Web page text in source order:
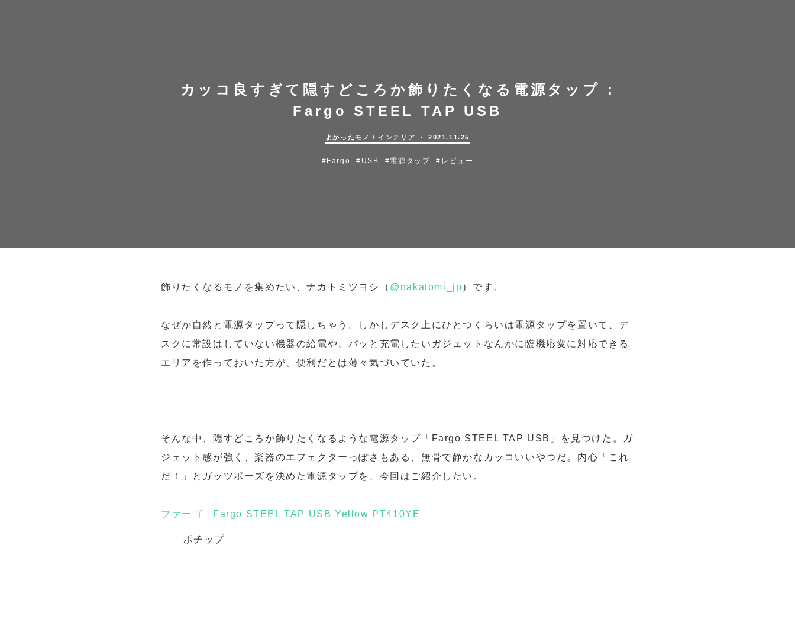
カッコ良すぎて隠すどころか飾りたくなる電源タップ :
Fargo STEEL TAP USB
よかったモノ / インテリア ・ 2021.11.25
#Fargo #USB #電源タップ #レビュー
飾りたくなるモノを集めたい、ナカトミツヨシ（ @nakatomi_jp）です。
なぜか自然と電源タップって隠しちゃう。しかしデスク上にひとつくらいは電源タップを置いて、デ
スクに常設はしていない機器の給電や、パッと充電したいガジェットなんかに臨機応変に対応できる
エリアを作っておいた方が、便利だとは薄々気づいていた。
そんな中、隠すどころか飾りたくなるような電源タップ「Fargo STEEL TAP USB」を見つけた。ガ
ジェット感が強く、楽器のエフェクターっぽさもある、無骨で静かなカッコいいやつだ。内心「これ
だ！」とガッツポーズを決めた電源タップを、今回はご紹介したい。
ファーゴ Fargo STEEL TAP USB Yellow PT410YE
ポチップ